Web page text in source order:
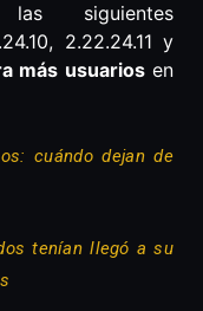
siguientes
2.22.24.11 y
más usuariosen
cuándo dejan de
tenían llegó a su